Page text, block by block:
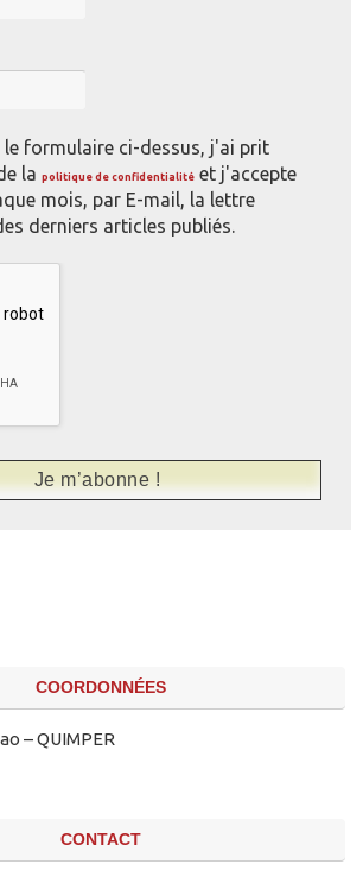
le formulaire ci-dessus, j'ai prit
la politique de confidentialité et j'accepte
mois, par E-mail, la lettre
derniers articles publiés.
COORDONNÉES
– QUIMPER
CONTACT